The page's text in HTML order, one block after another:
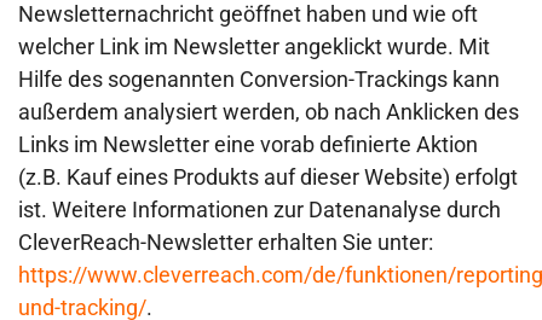
Newsletternachricht geöffnet haben und wie oft
welcher Link im Newsletter angeklickt wurde. Mit
Hilfe des sogenannten Conversion-Trackings kann
außerdem analysiert werden, ob nach Anklicken des
Links im Newsletter eine vorab definierte Aktion
(z.B. Kauf eines Produkts auf dieser Website) erfolgt
ist. Weitere Informationen zur Datenanalyse durch
CleverReach-Newsletter erhalten Sie unter:
https://www.cleverreach.com/de/funktionen/
und-tracking/.